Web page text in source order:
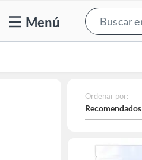
Menú
Ordenar por:
Recomendados